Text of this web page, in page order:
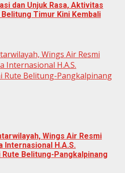
dan Unjuk Rasa, Aktivitas
Timur Kini Kembali
Wings Air Resmi
Internasional H.A.S.
Rute Belitung-Pangkalpinang
Wings Air Resmi
Internasional H.A.S.
Belitung-Pangkalpinang